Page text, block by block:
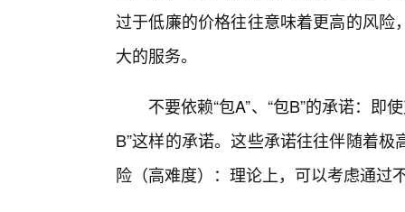
过于低廉的价格往往意味着更高的风
大的服务。
不要依赖“包A”、“包B”的承诺：即
B”这样的承诺。这些承诺往往伴随着
险（高难度）：理论上，可以考虑通过